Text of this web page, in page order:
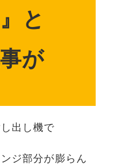
と
が
出し機で
ジ部分が膨らん